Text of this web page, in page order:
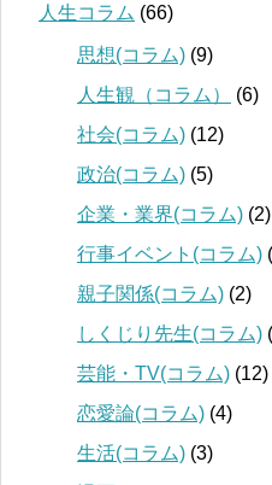
人生コラム (66)
思想(コラム) (9)
人生観（コラム）
(6)
社会(コラム) (12)
政治(コラム) (5)
企業・業界(コラム) (2)
行事イベント(コラム)
親子関係(コラム) (2)
しくじり先生(コラム)
芸能・TV(コラム) (12)
恋愛論(コラム) (4)
生活(コラム) (3)